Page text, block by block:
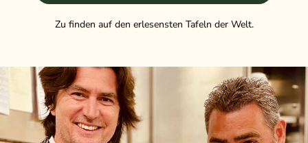
Zu finden auf den erlesensten Tafeln der Welt.